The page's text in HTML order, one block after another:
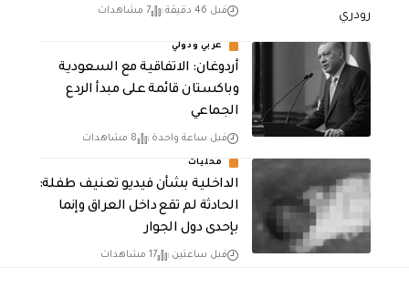
قبل 46 دقيقة 7 مشاهدات
عربي ودولي
أردوغان: الاتفاقية مع السعودية
وباكستان قائمة على مبدأ الردع
الجماعي
قبل ساعة واحدة 8 مشاهدات
محليات
الداخلية بشأن فيديو تعنيف طفلة:
الحادثة لم تقع داخل العراق وإنما
بإحدى دول الجوار
قبل ساعتين 17 مشاهدات